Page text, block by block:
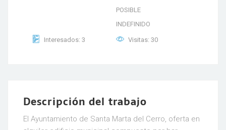
POSIBLE
INDEFINIDO
Interesados: 3 Visitas: 30
Descripción del trabajo
El Ayuntamiento de Santa Marta del Cerro, oferta en